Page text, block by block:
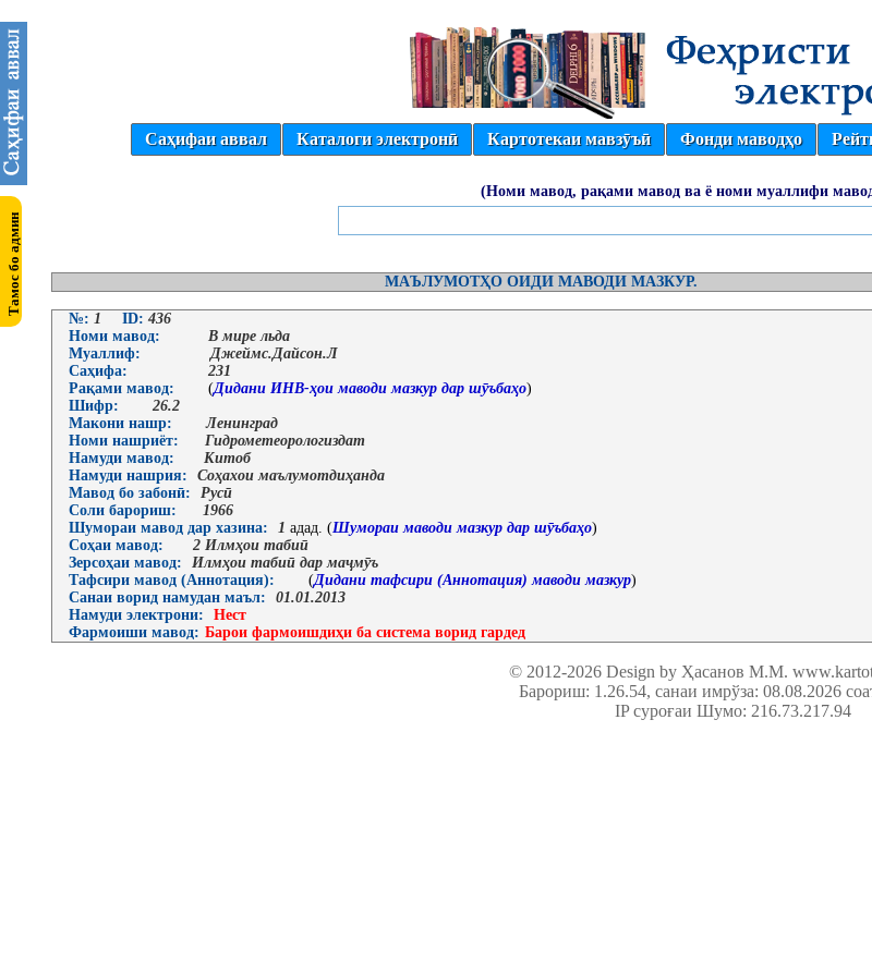
Саҳифаи аввал Каталоги электронӣ Картотекаи мавзӯъӣ Фонди маводҳо
(Номи мавод, рақами мавод ва ё номи муаллифи
МАЪЛУМОТҲО ОИДИ МАВОДИ МАЗКУР.
№: 1 ID: 436
Номи мавод:
В мире льда
Муаллиф:
Джеймс.Дайсон.Л
Саҳифа:
231
Рақами мавод:
(Дидани ИНВ-ҳои маводи мазкур дар шӯъбаҳо)
Шифр:
26.2
Макони нашр:
Ленинград
Номи нашриёт:
Гидрометеорологиздат
Намуди мавод:
Китоб
Намуди нашрия:
Соҳахои маълумотдиҳанда
Мавод бо забонӣ:
Русӣ
Соли барориш:
1966
Шумораи мавод дар хазина:
1 адад. (Шумораи маводи мазкур дар шӯъбаҳо)
Соҳаи мавод:
2 Илмҳои табиӣ
Зерсоҳаи мавод:
Илмҳои табиӣ дар маҷмӯъ
Тафсири мавод (Аннотация):
(Дидани тафсири (Аннотация) маводи мазкур)
Санаи ворид намудан маъл:
01.01.2013
Намуди электрони:
Нест
Фармоиши мавод: Барои фармоишдиҳи ба система ворид гардед
© 2012-2026 Design by Ҳасанов М.М.
Барориш: 1.26.54, санаи имрўза: 08.08.2026
IP суроғаи Шумо: 216.73.217.94